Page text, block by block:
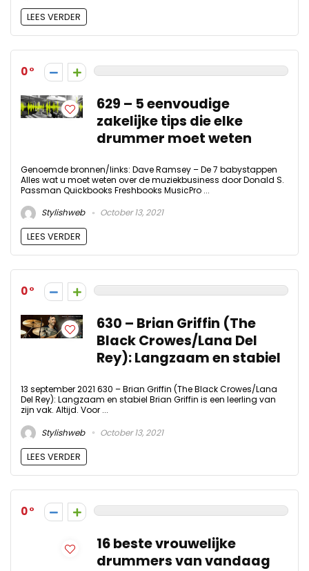
LEES VERDER
0
629 – 5 eenvoudige
zakelijke tips die elke
drummer moet weten
Genoemde bronnen/links: Dave Ramsey – De 7 babystappen
Alles wat u moet weten over de muziekbusiness door Donald S.
Passman Quickbooks Freshbooks MusicPro ...
Stylishweb
October 13, 2021
LEES VERDER
0
630 – Brian Griffin (The
Black Crowes/Lana Del
Rey): Langzaam en stabiel
13 september 2021 630 – Brian Griffin (The Black Crowes/Lana
Del Rey): Langzaam en stabiel Brian Griffin is een leerling van
zijn vak. Altijd. Voor ...
Stylishweb
October 13, 2021
LEES VERDER
0
16 beste vrouwelijke
drummers van vandaag